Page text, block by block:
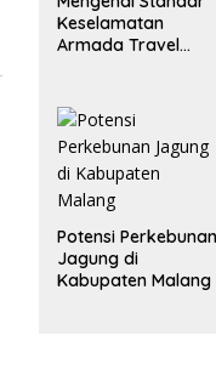
Keselamatan
Armada Travel
Potensi Perkebunan
Jagung di
Kabupaten Malang